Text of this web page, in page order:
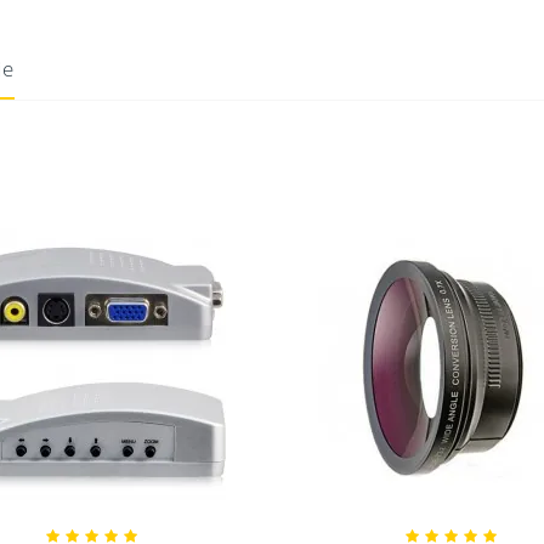
de pixels
de largeur (idéal pour les écrans panoramiques de
8, 10 et 12 bits pour une colorimétrie ultra-précise.